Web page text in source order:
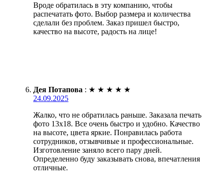
Вроде обратилась в эту компанию, чтобы
распечатать фото. Выбор размера и количества
сделали без проблем. Заказ пришел быстро,
качество на высоте, радость на лице!
Дея Потапова : ★ ★ ★ ★ ★
24.09.2025
Жалко, что не обратилась раньше. Заказала печать
фото 13х18. Все очень быстро и удобно. Качество
на высоте, цвета яркие. Понравилась работа
сотрудников, отзывчивые и профессиональные.
Изготовление заняло всего пару дней.
Определенно буду заказывать снова, впечатления
отличные.